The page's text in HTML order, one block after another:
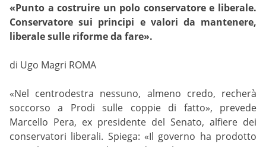
«Punto a costruire un polo conservatore e liberale.
Conservatore sui principi e valori da mantenere,
liberale sulle riforme da fare».
di Ugo Magri ROMA
«Nel centrodestra nessuno, almeno credo, recherà
soccorso a Prodi sulle coppie di fatto», prevede
Marcello Pera, ex presidente del Senato, alfiere dei
conservatori liberali. Spiega: «Il governo ha prodotto